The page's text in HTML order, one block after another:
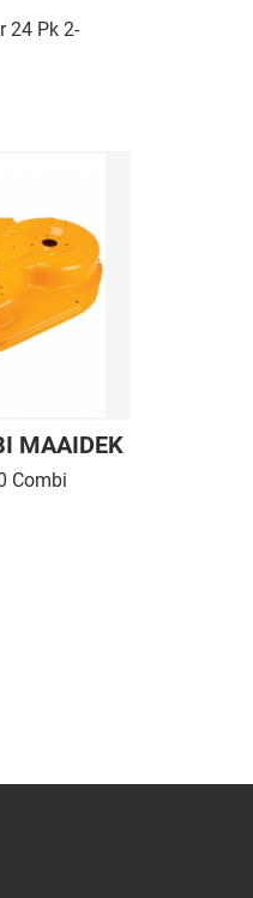
24 Pk 2-
MAAIDEK
Combi